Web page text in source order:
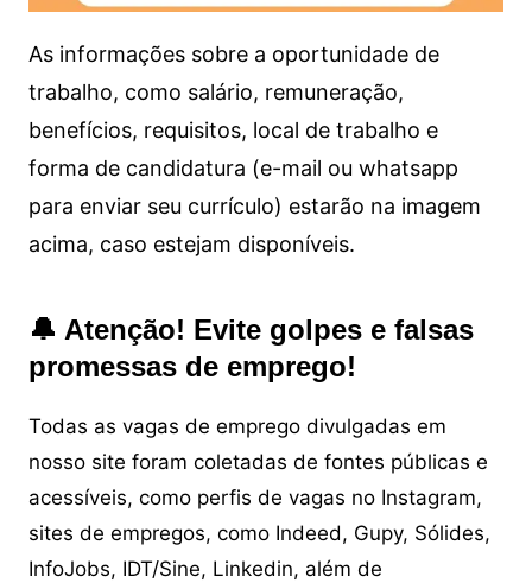
As informações sobre a oportunidade de
trabalho, como salário, remuneração,
benefícios, requisitos, local de trabalho e
forma de candidatura (e-mail ou whatsapp
para enviar seu currículo) estarão na imagem
acima, caso estejam disponíveis.
🔔 Atenção! Evite golpes e falsas
promessas de emprego!
Todas as vagas de emprego divulgadas em
nosso site foram coletadas de fontes públicas e
acessíveis, como perfis de vagas no Instagram,
sites de empregos, como Indeed, Gupy, Sólides,
InfoJobs, IDT/Sine, Linkedin, além de